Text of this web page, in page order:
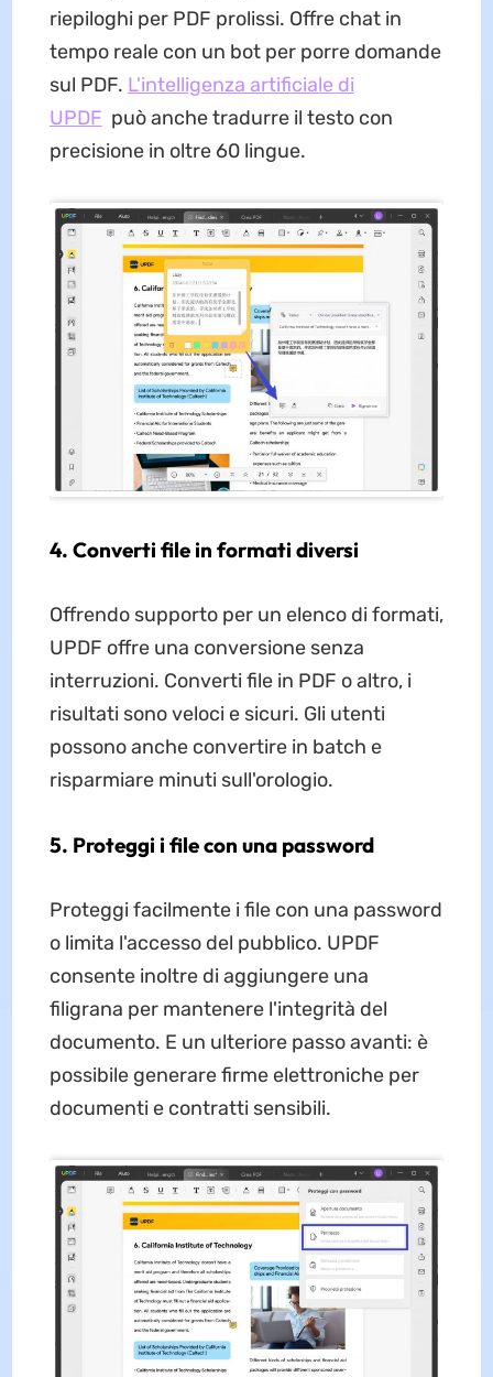
riepiloghi per PDF prolissi. Offre chat in
tempo reale con un bot per porre domande
sul PDF. L'intelligenza artificiale di
UPDF può anche tradurre il testo con
precisione in oltre 60 lingue.
4. Converti file in formati diversi
Offrendo supporto per un elenco di formati,
UPDF offre una conversione senza
interruzioni. Converti file in PDF o altro, i
risultati sono veloci e sicuri. Gli utenti
possono anche convertire in batch e
risparmiare minuti sull'orologio.
5. Proteggi i file con una password
Proteggi facilmente i file con una password
o limita l'accesso del pubblico. UPDF
consente inoltre di aggiungere una
filigrana per mantenere l'integrità del
documento. E un ulteriore passo avanti: è
possibile generare firme elettroniche per
documenti e contratti sensibili.